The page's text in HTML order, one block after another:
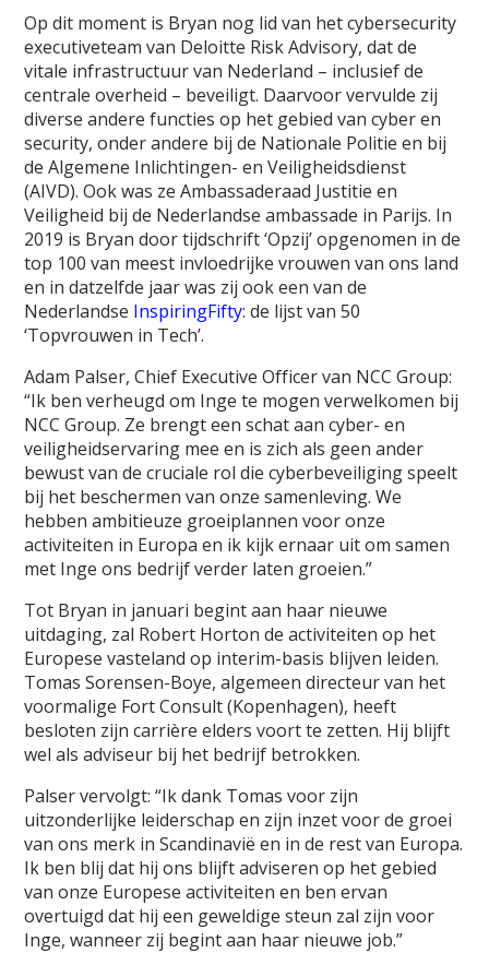
Op dit moment is Bryan nog lid van het cybersecurity
executiveteam van Deloitte Risk Advisory, dat de
vitale infrastructuur van Nederland – inclusief de
centrale overheid – beveiligt. Daarvoor vervulde zij
diverse andere functies op het gebied van cyber en
security, onder andere bij de Nationale Politie en bij
de Algemene Inlichtingen- en Veiligheidsdienst
(AIVD). Ook was ze Ambassaderaad Justitie en
Veiligheid bij de Nederlandse ambassade in Parijs. In
2019 is Bryan door tijdschrift ‘Opzij’ opgenomen in de
top 100 van meest invloedrijke vrouwen van ons land
en in datzelfde jaar was zij ook een van de
Nederlandse InspiringFifty: de lijst van 50
‘Topvrouwen in Tech’.
Adam Palser, Chief Executive Officer van NCC Group:
“Ik ben verheugd om Inge te mogen verwelkomen bij
NCC Group. Ze brengt een schat aan cyber- en
veiligheidservaring mee en is zich als geen ander
bewust van de cruciale rol die cyberbeveiliging speelt
bij het beschermen van onze samenleving. We
hebben ambitieuze groeiplannen voor onze
activiteiten in Europa en ik kijk ernaar uit om samen
met Inge ons bedrijf verder laten groeien.”
Tot Bryan in januari begint aan haar nieuwe
uitdaging, zal Robert Horton de activiteiten op het
Europese vasteland op interim-basis blijven leiden.
Tomas Sorensen-Boye, algemeen directeur van het
voormalige Fort Consult (Kopenhagen), heeft
besloten zijn carrière elders voort te zetten. Hij blijft
wel als adviseur bij het bedrijf betrokken.
Palser vervolgt: “Ik dank Tomas voor zijn
uitzonderlijke leiderschap en zijn inzet voor de groei
van ons merk in Scandinavië en in de rest van Europa.
Ik ben blij dat hij ons blijft adviseren op het gebied
van onze Europese activiteiten en ben ervan
overtuigd dat hij een geweldige steun zal zijn voor
Inge, wanneer zij begint aan haar nieuwe job.”